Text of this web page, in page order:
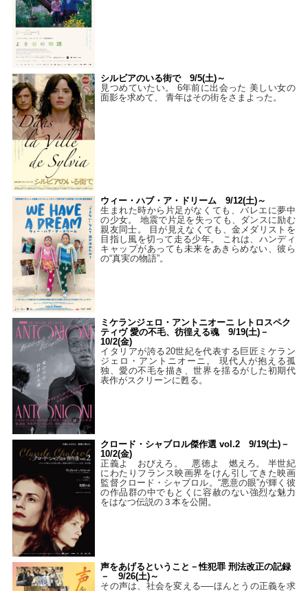
シルビアのいる街で 9/5(土)～
見つめていたい。 6年前に出会った 美しい女の
面影を求めて、 青年はその街をさまよった。
ウィー・ハブ・ア・ドリーム 9/12(土)～
生まれた時から片足がなくても、バレエに夢中
の少女。 地震で片足を失っても、ダンスに励む
親友同士。 目が見えなくても、金メダリストを
目指し風を切って走る少年。 これは、ハンディ
キャップがあっても未来をあきらめない、彼ら
の“真実の物語”。
ミケランジェロ・アントニオーニ レトロスペク
ティヴ 愛の不毛、彷徨える魂 9/19(土)－
10/2(金)
イタリアが誇る20世紀を代表する巨匠ミケラン
ジェロ・アントニオーニ。 現代人が抱える孤
独、愛の不毛を描き、世界を揺るがした初期代
表作がスクリーンに甦る。
クロード・シャブロル傑作選 vol.2 9/19(土)－
10/2(金)
正義よ おびえろ。 悪徳よ 燃えろ。 半世紀
にわたりフランス映画界をけん引してきた映画
監督クロード・シャブロル。“悪意の眼”が輝く彼
の作品群の中でもとくに容赦のない強烈な魅力
をはなつ伝説の３本を公開。
声をあげるということ－性犯罪 刑法改正の記録
－ 9/26(土)～
その声は、社会を変える──ほんとうの正義を求